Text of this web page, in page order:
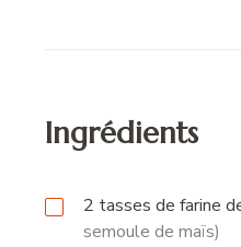
Ingrédients
2 tasses de farine
semoule de maïs)